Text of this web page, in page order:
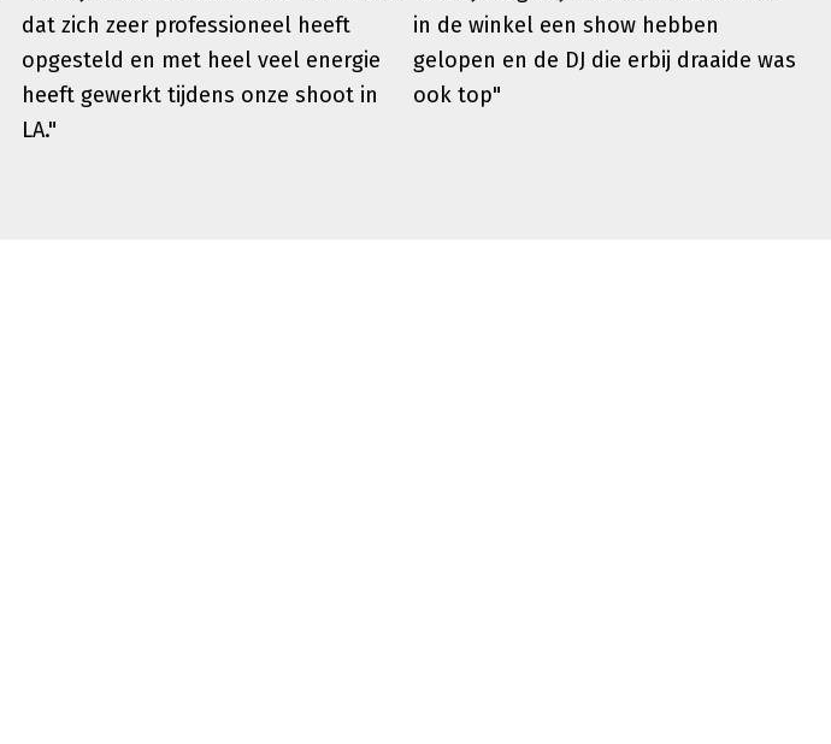
dat zich zeer professioneel heeft
opgesteld en met heel veel energie
heeft gewerkt tijdens onze shoot in
LA."
in de winkel een show hebben
gelopen en de DJ die erbij draaide was
ook top"